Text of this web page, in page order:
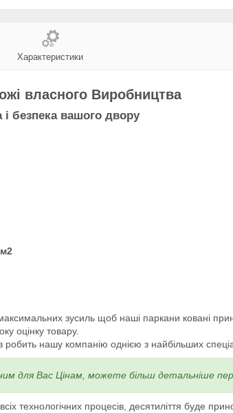
Характеристики
власного Виробництва
і безпека вашого двору
зусиль щоб наші паркани ковані
оцінку товару.
нашу компанію однією з найбільших
для Вас Цінам, можете більш детальніше
процесів, десятиліття буде